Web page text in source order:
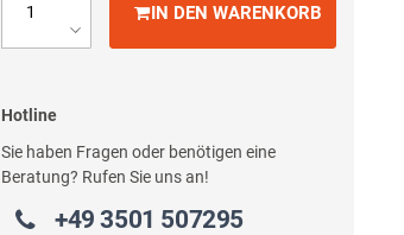
IN DEN WARENKORB
Hotline
Sie haben Fragen oder benötigen eine
Beratung? Rufen Sie uns an!
+49 3501 507295